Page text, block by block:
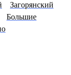
Загорянский
Большие